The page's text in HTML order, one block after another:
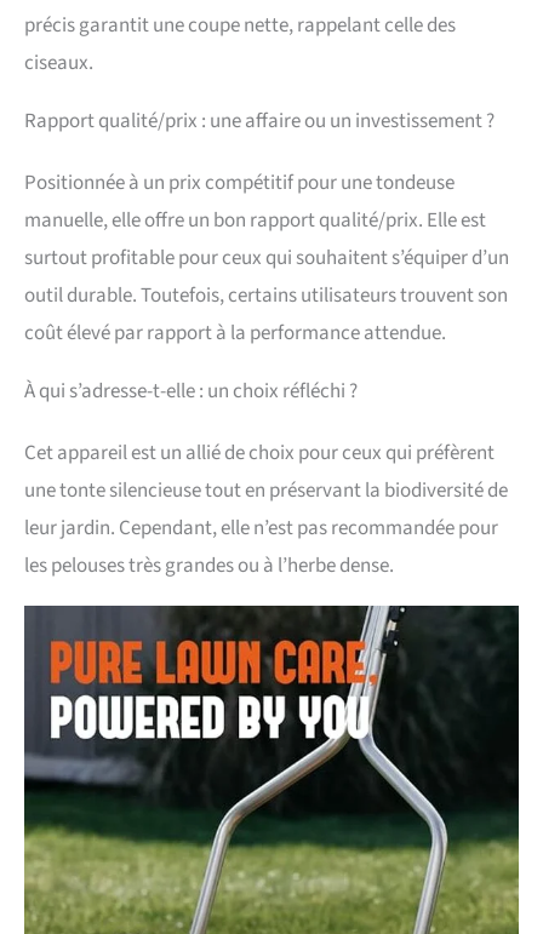
précis garantit une coupe nette, rappelant celle des
ciseaux.
Rapport qualité/prix : une affaire ou un investissement ?
Positionnée à un prix compétitif pour une tondeuse
manuelle, elle offre un bon rapport qualité/prix. Elle est
surtout profitable pour ceux qui souhaitent s’équiper d’un
outil durable. Toutefois, certains utilisateurs trouvent son
coût élevé par rapport à la performance attendue.
À qui s’adresse-t-elle : un choix réfléchi ?
Cet appareil est un allié de choix pour ceux qui préfèrent
une tonte silencieuse tout en préservant la biodiversité de
leur jardin. Cependant, elle n’est pas recommandée pour
les pelouses très grandes ou à l’herbe dense.